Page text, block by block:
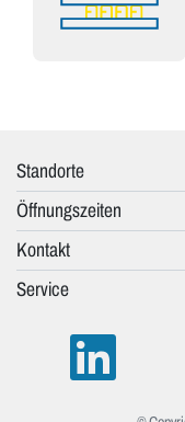
Standorte
Öffnungszeiten
Kontakt
Service